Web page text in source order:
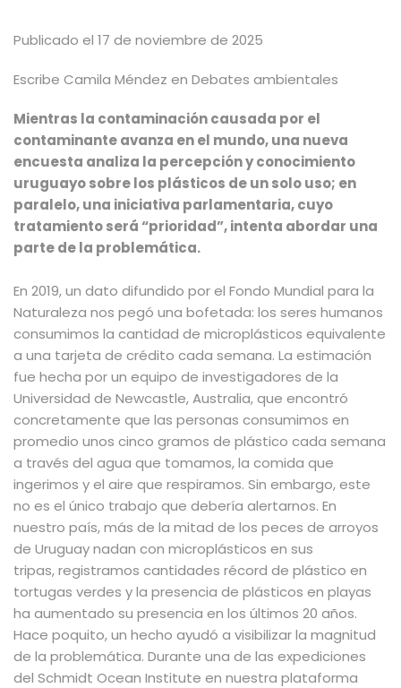
Publicado el 17 de noviembre de 2025
Escribe Camila Méndez en Debates ambientales
Mientras la contaminación causada por el
contaminante avanza en el mundo, una nueva
encuesta analiza la percepción y conocimiento
uruguayo sobre los plásticos de un solo uso; en
paralelo, una iniciativa parlamentaria, cuyo
tratamiento será “prioridad”, intenta abordar una
parte de la problemática.
En 2019, un dato difundido por el Fondo Mundial para la
Naturaleza nos pegó una bofetada: los seres humanos
consumimos la cantidad de microplásticos equivalente
a una tarjeta de crédito cada semana. La estimación
fue hecha por un equipo de investigadores de la
Universidad de Newcastle, Australia, que encontró
concretamente que las personas consumimos en
promedio unos cinco gramos de plástico cada semana
a través del agua que tomamos, la comida que
ingerimos y el aire que respiramos. Sin embargo, este
no es el único trabajo que debería alertarnos. En
nuestro país,más de la mitad de los peces de arroyos
de Uruguay nadan con microplásticos en sus
tripas,registramos cantidades récord de plástico en
tortugas verdes y la presencia de plásticos en playas
ha aumentado su presencia en los últimos 20 años.
Hace poquito, un hecho ayudó a visibilizar la magnitud
de la problemática. Durante una de las expediciones
del Schmidt Ocean Institute en nuestra plataforma